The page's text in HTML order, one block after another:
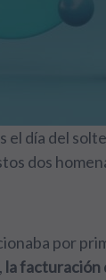
el día del
dos
por
la facturación